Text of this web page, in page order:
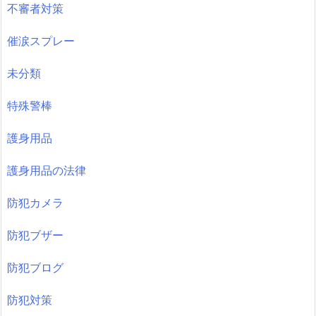
不審者対策
催涙スプレー
未分類
特殊警棒
護身用品
護身用品の法律
防犯カメラ
防犯ブザー
防犯ブログ
防犯対策